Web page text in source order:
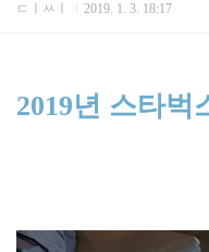
ㄷㅣㅆㅣ 2019. 1. 3. 18:17
2019년 스타벅